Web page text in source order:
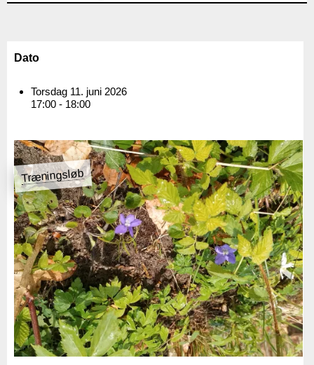
Dato
Torsdag 11. juni 2026
17:00 - 18:00
Træningsløb